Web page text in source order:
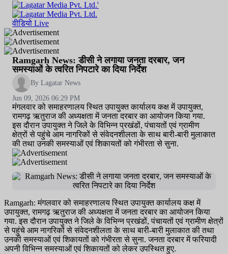
वीडियो Live
Ramgarh News: डीसी ने लगाया जनता दरबार, जन
समस्याओं के त्वरित निपटारे का दिया निर्देश
By Lagatar News
Jun 09, 2026 06:29 PM
मंगलवार को समाहरणालय स्थित उपायुक्त कार्यालय कक्ष में उपायुक्त,
रामगढ़ ऋतुराज की अध्यक्षता में जनता दरबार का आयोजन किया गया.
इस दौरान उपायुक्त ने जिले के विभिन्न प्रखंडों, पंचायतों एवं ग्रामीण
क्षेत्रों से पहुंचे आम नागरिकों से संवेदनशीलता के साथ बारी-बारी मुलाकात
की तथा उनकी समस्याओं एवं शिकायतों को गंभीरता से सुना.
Ramgarh: मंगलवार को समाहरणालय स्थित उपायुक्त कार्यालय कक्ष में
उपायुक्त, रामगढ़ ऋतुराज की अध्यक्षता में जनता दरबार का आयोजन किया
गया. इस दौरान उपायुक्त ने जिले के विभिन्न प्रखंडों, पंचायतों एवं ग्रामीण क्षेत्रों
से पहुंचे आम नागरिकों से संवेदनशीलता के साथ बारी-बारी मुलाकात की तथा
उनकी समस्याओं एवं शिकायतों को गंभीरता से सुना. जनता दरबार में फरियादी
अपनी विभिन्न समस्याओं एवं शिकायतों को लेकर उपस्थित हुए.